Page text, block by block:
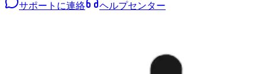
サポートに連絡 ヘルプセンター